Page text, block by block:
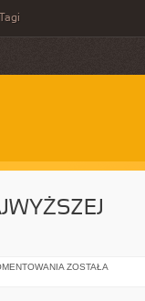
Tagi
SKLEP
ZOSTAŁA